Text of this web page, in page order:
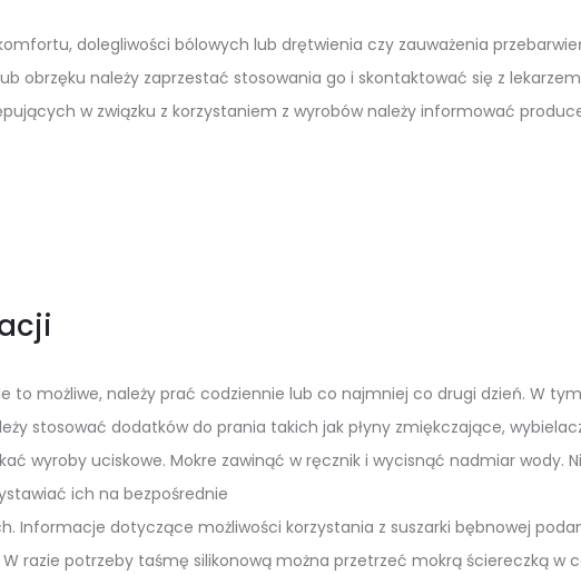
dolegliwości bólowych lub drętwienia czy zauważenia
obrzęku należy zaprzestać stosowania go i skontaktować się z
w związku z korzystaniem z wyrobów należy informować
to możliwe, należy prać codziennie lub co najmniej co drugi dzień. W
stosować dodatków do prania takich jak płyny zmiękczające,
wyroby uciskowe. Mokre zawinąć w ręcznik i wycisnąć nadmiar wody.
ich na bezpośrednie
Informacje dotyczące możliwości korzystania z suszarki bębnowej
razie potrzeby taśmę silikonową można przetrzeć mokrą ściereczką w